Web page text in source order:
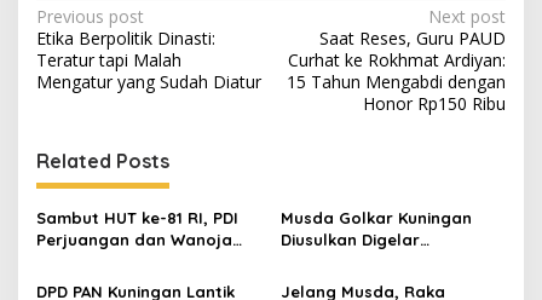
Post
navigation
Previous post
Etika Berpolitik Dinasti:
Teratur tapi Malah
Mengatur yang Sudah Diatur
Next post
Saat Reses, Guru PAUD
Curhat ke Rokhmat Ardiyan:
15 Tahun Mengabdi dengan
Honor Rp150 Ribu
Related Posts
Sambut HUT ke-81 RI, PDI
Perjuangan dan Wanoja
Kebersamaan Bersama
Musda Golkar Kuningan
Diusulkan Digelar
Mulai Matangkan Persiapan
DPD PAN Kuningan Lantik
Jelang Musda, Raka